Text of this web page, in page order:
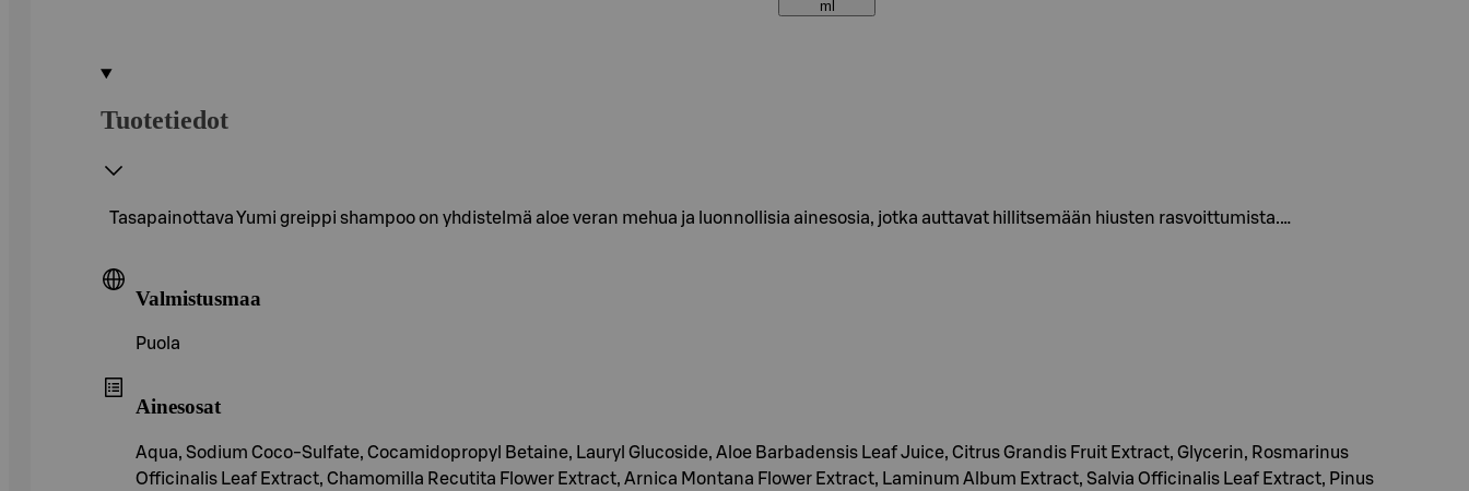
ml
Tuotetiedot
Tasapainottava Yumi greippi shampoo on yhdistelmä aloe veran mehua ja luonnollisia ainesosia, jotka auttavat hillitsemään hiusten rasvoittumista.…
Valmistusmaa
Puola
Ainesosat
Aqua, Sodium Coco-Sulfate, Cocamidopropyl Betaine, Lauryl Glucoside, Aloe Barbadensis Leaf Juice, Citrus Grandis Fruit Extract, Glycerin, Rosmarinus
Officinalis Leaf Extract, Chamomilla Recutita Flower Extract, Arnica Montana Flower Extract, Laminum Album Extract, Salvia Officinalis Leaf Extract, Pinus